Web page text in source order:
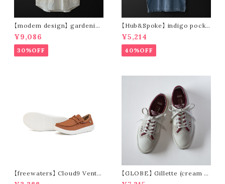
【modem design】 gardenin
g s/s shirt (sand)
¥9,086
30%OFF
【Hub&Spoke】 indigo pocke
t t-shirt (light indigo)
¥5,214
40%OFF
【freewaters】 Cloud9 Ventu
re - Lace Up (brown)
【GLOBE】 Gillette (cream /
pomegranate)